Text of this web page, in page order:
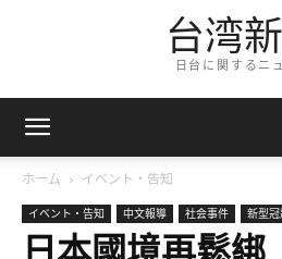
台湾
日台に関するニ
ホーム イベント・告知
イベント・告知 中文報導 社会事件 新型